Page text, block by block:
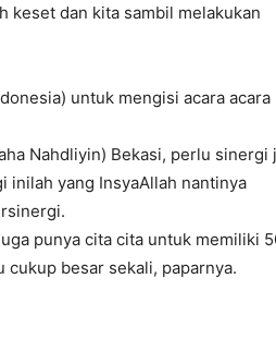
keset dan kita sambil melakukan
untuk mengisi acara acara
Nahdliyin) Bekasi, perlu sinergi
inilah yang InsyaAllah nantinya
punya cita cita untuk memiliki
besar sekali, paparnya.